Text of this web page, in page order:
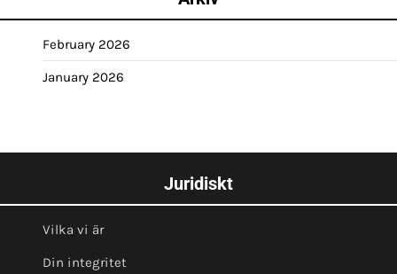
February 2026
January 2026
Juridiskt
Vilka vi är
Din integritet